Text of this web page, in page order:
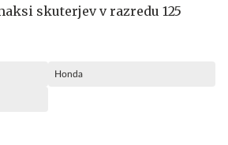
skuterjev v razredu 125
Honda